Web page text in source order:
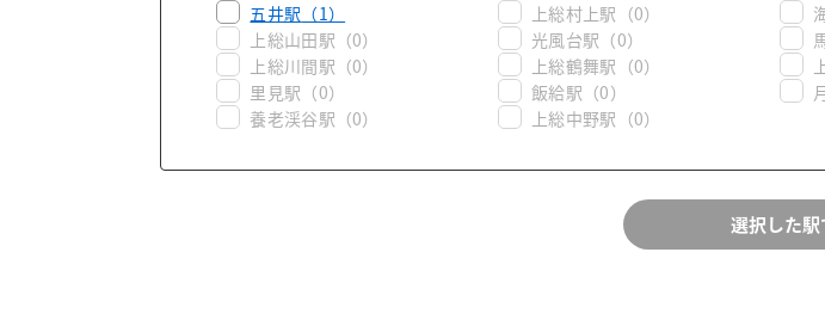
五井駅 （1） 上総村上駅 （0）
上総山田駅 （0） 光風台駅 （0）
上総川間駅 （0） 上総鶴舞駅 （0）
里見駅 （0） 飯給駅 （0）
養老渓谷駅 （0） 上総中野駅 （0）